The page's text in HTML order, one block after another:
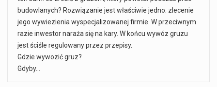
budowlanych? Rozwiązanie jest właściwie jedno: zlecenie
jego wywiezienia wyspecjalizowanej firmie. W przeciwnym
razie inwestor naraża się na kary. W końcu wywóz gruzu
jest ściśle regulowany przez przepisy.
Gdzie wywozić gruz?
Gdyby…